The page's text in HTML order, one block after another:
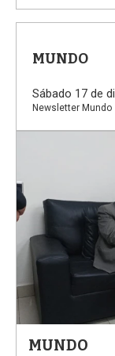
MUNDO
Sábado 17 de
Newsletter Mundo
MUNDO